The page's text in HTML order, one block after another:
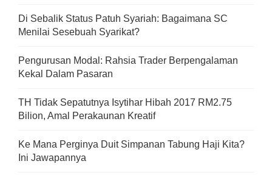
Di Sebalik Status Patuh Syariah: Bagaimana SC
Menilai Sesebuah Syarikat?
Pengurusan Modal: Rahsia Trader Berpengalaman
Kekal Dalam Pasaran
TH Tidak Sepatutnya Isytihar Hibah 2017 RM2.75
Bilion, Amal Perakaunan Kreatif
Ke Mana Perginya Duit Simpanan Tabung Haji Kita?
Ini Jawapannya